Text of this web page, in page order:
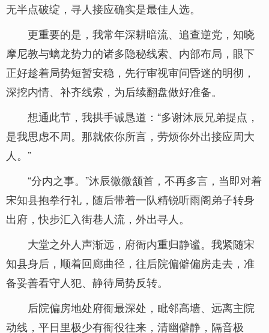
无半点破绽，寻人接应确实是最佳人选。
更重要的是，我常年深耕暗流、追查逆党，知晓
摩尼教与螭龙势力的诸多隐秘线索、内部布局，眼下
正好趁着局势短暂安稳，先行审视审问昏迷的明彻，
深挖内情、补齐线索，为后续翻盘做好准备。
想通此节，我拱手诚恳道：“多谢沐辰兄弟提点，
是我思虑不周。那就依你所言，劳烦你外出接应周大
人。”
“分内之事。”沐辰微微颔首，不再多言，当即对着
宋知县抱拳行礼，随后带着一队精锐听雨阁弟子转身
出府，快步汇入街巷人流，外出寻人。
大堂之外人声渐远，府衙内重归静谧。我紧随宋
知县身后，顺着回廊曲径，往后院偏僻偏房走去，准
备妥善看守人犯、静待局势反转。
后院偏房地处府衙最深处，毗邻高墙、远离主院
动线，平日里极少有衙役往来，清幽僻静，隔音极